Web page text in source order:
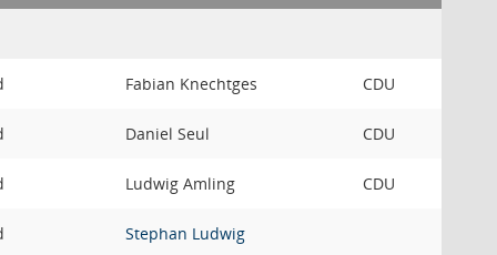
Fabian Knechtges CDU
Daniel Seul CDU
Ludwig Amling CDU
Stephan Ludwig